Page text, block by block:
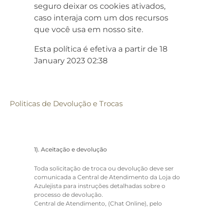
seguro deixar os cookies ativados,
caso interaja com um dos recursos
que você usa em nosso site.
Esta política é efetiva a partir de 18
January 2023 02:38
Politicas de Devolução e Trocas
1). Aceitação e devolução
Toda solicitação de troca ou devolução deve ser
comunicada a Central de Atendimento da Loja do
Azulejista para instruções detalhadas sobre o
processo de devolução.
Central de Atendimento, (Chat Online), pelo